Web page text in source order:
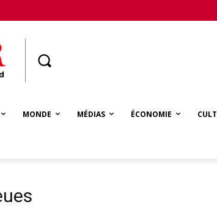
MONDE MÉDIAS ÉCONOMIE